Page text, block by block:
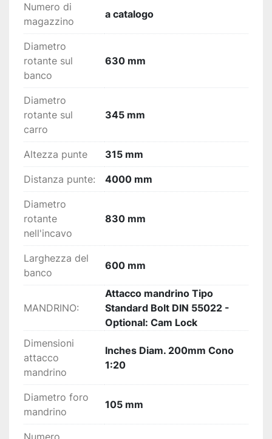
Chiavi di servizio Marchio e Certificato
CE
Numero di
magazzino
a catalogo
Diametro
rotante sul
banco
630 mm
Diametro
rotante sul
carro
345 mm
Altezza punte 315 mm
Distanza punte: 4000 mm
Diametro
rotante
nell'incavo
830 mm
Larghezza del
banco
600 mm
MANDRINO:
Attacco mandrino Tipo
Standard Bolt DIN 55022 -
Optional: Cam Lock
Dimensioni
attacco
mandrino
Inches Diam. 200mm Cono
1:20
Diametro foro
mandrino
105 mm